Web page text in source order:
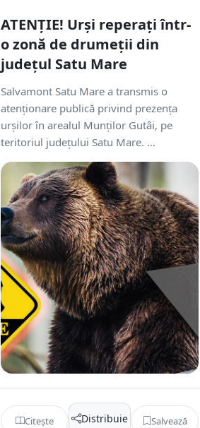
ATENȚIE! Urși reperați într-
o zonă de drumeții din
județul Satu Mare
Salvamont Satu Mare a transmis o
atenționare publică privind prezența
urșilor în arealul Munților Gutâi, pe
teritoriul județului Satu Mare. ...
Citește Distribuie Salvează